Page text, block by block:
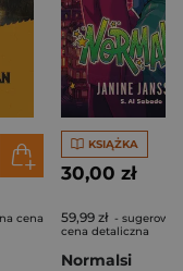
cena
KSIĄŻKA
30,00 zł
59,99 zł -
cena detaliczna
Normalsi